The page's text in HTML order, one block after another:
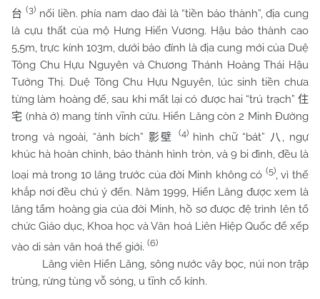
台 (3) nối liền. phía nam dao đài là “tiền bảo thành”, địa cung
là cựu thất của mộ Hưng Hiến Vương. Hậu bảo thành cao
5,5m, trực kính 103m, dưới bảo đính là địa cung mới của Duệ
Tông Chu Hựu Nguyên và Chương Thánh Hoàng Thái Hậu
Tưởng Thị. Duệ Tông Chu Hựu Nguyên, lúc sinh tiền chưa
từng làm hoàng đế, sau khi mất lại có được hai “trú trạch” 住
宅 (nhà ở) mang tính vĩnh cửu. Hiển Lăng còn 2 Minh Đường
trong và ngoài, “ảnh bích” 影壁 (4)hình chữ “bát” 八 , ngự
khúc hà hoàn chỉnh, bảo thành hình tròn, và 9 bi đình, đều là
loại mà trong 10 lăng trước của đời Minh không có (5), vì thế
khắp nơi đều chú ý đến. Năm 1999, Hiển Lăng được xem là
lăng tẩm hoàng gia của đời Minh, hồ sơ được đệ trình lên tổ
chức Giáo dục, Khoa học và Văn hoá Liên Hiệp Quốc để xếp
vào di sản văn hoá thế giới. (6)
Lăng viên Hiển Lăng, sông nước vây bọc, núi non trập
trùng, rừng tùng vỗ sóng, u tĩnh cổ kính.